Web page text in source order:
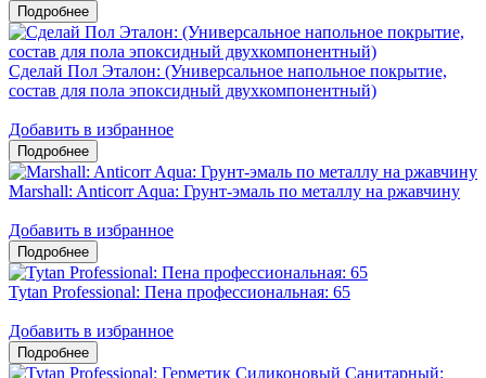
Сделай Пол Эталон: (Универсальное напольное покрытие,
состав для пола эпоксидный двухкомпонентный)
Добавить в избранное
Marshall: Anticorr Aqua: Грунт-эмаль по металлу на ржавчину
Добавить в избранное
Tytan Professional: Пена профессиональная: 65
Добавить в избранное